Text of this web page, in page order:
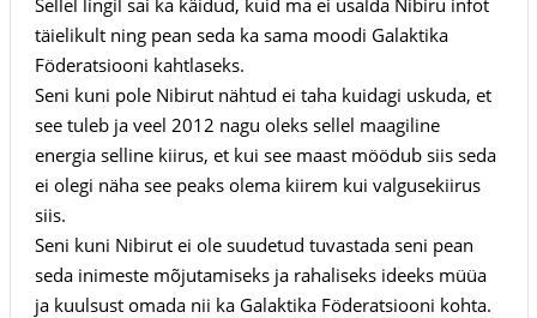
täielikult ning pean seda ka sama moodi Galaktika
Föderatsiooni kahtlaseks.
Seni kuni pole Nibirut nähtud ei taha kuidagi uskuda, et
see tuleb ja veel 2012 nagu oleks sellel maagiline
energia selline kiirus, et kui see maast möödub siis seda
ei olegi näha see peaks olema kiirem kui valgusekiirus
siis.
Seni kuni Nibirut ei ole suudetud tuvastada seni pean
seda inimeste mõjutamiseks ja rahaliseks ideeks müüa
ja kuulsust omada nii ka Galaktika Föderatsiooni kohta.